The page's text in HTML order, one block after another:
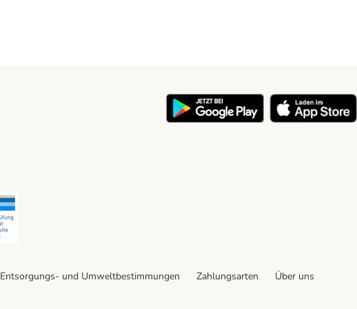
Entsorgungs- und Umweltbestimmungen Zahlungsarten
Über uns